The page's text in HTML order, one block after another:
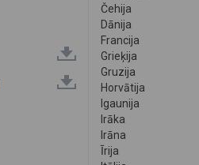
Čehija
Dānija
Francija
Grieķija
Gruzija
Horvātija
Igaunija
Irāka
Irāna
Īrija